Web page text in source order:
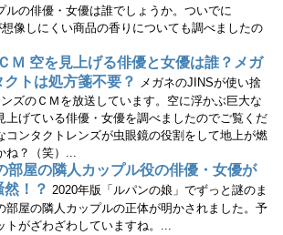
ルの俳優・女優は誰でしょうか。ついでに
想像しにくい商品の香りについても調べましたの
Ｍ 空を見上げる俳優と女優は誰？メガ
トは処方箋不要？
メガネのJINSが使い捨
ズのＣＭを放送しています。空に浮かぶ巨大な
上げている俳優・女優を調べましたのでご覧くだ
コンタクトレンズが虫眼鏡の役割をして地上が燃
？（笑）...
部屋の隣人カップル役の俳優・女優が
！？ 2020年版「ルパンの娘」でずっと謎のま
部屋の隣人カップルの正体が明かされました。予
がざわざわしていますね。...